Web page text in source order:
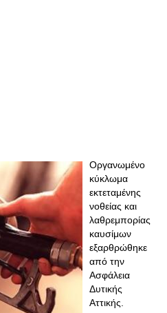
Οργανωμένο
κύκλωμα
εκτεταμένης
νοθείας και
λαθρεμπορίας
καυσίμων
εξαρθρώθηκε
από την
Ασφάλεια
Δυτικής
Αττικής.